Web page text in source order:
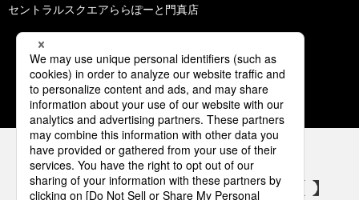
セントラルスクエアららぽーと門真店
1 2 3 4 5
パナソニックの電気設備 SNSアカウント